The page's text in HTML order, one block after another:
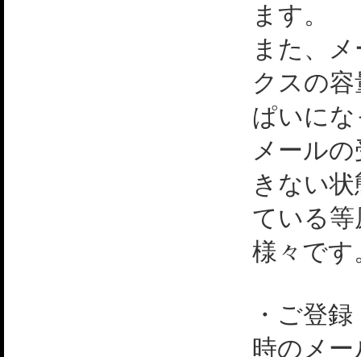
ます。
また、
クスの
ぱいに
メール
きない
ている
様々です
・ご登
時のメ